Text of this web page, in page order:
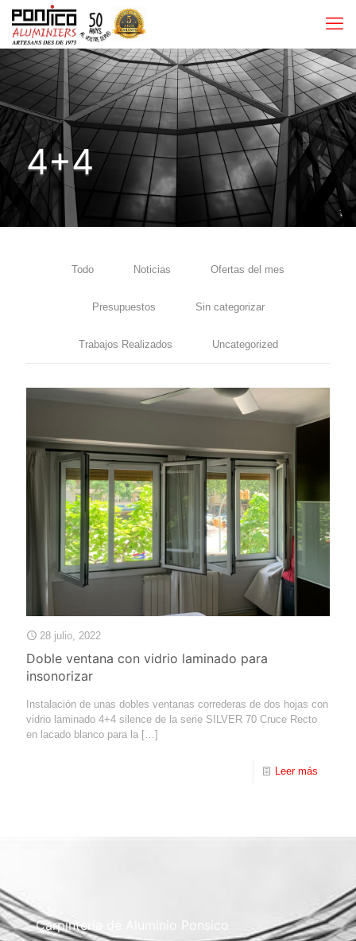
4+4
Todo Noticias Ofertas del mes
Presupuestos Sin categorizar
Trabajos Realizados Uncategorized
28 julio, 2022
Doble ventana con vidrio laminado para
insonorizar
Instalación de unas dobles ventanas correderas de dos hojas con
vidrio laminado 4+4 silence de la serie SILVER 70 Cruce Recto
en lacado blanco para la […]
Leer más
Carpintería de Aluminio Ponsico